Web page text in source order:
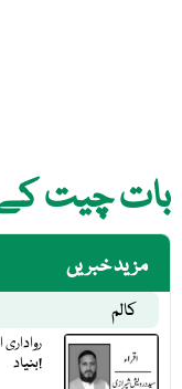
بات چیت
مزید خبریں
کالم
بنیاد!